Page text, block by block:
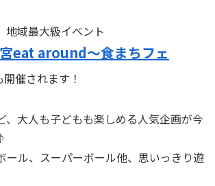
地域最大級イベント
宮eat around〜食まちフェ
催されます！
、大人も子どもも楽しめる人気企画が今
ール、スーパーボール他、思いっきり遊